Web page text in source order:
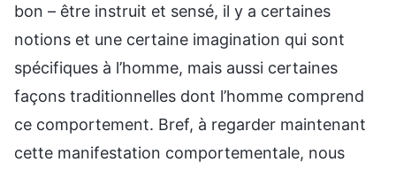
bon – être instruit et sensé, il y a certaines
notions et une certaine imagination qui sont
spécifiques à l’homme, mais aussi certaines
façons traditionnelles dont l’homme comprend
ce comportement. Bref, à regarder maintenant
cette manifestation comportementale, nous